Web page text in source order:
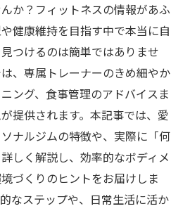
か？フィットネスの情報があふ
健康維持を目指す中で本当に自
つけるのは簡単ではありませ
、専属トレーナーのきめ細やか
ング、食事管理のアドバイスま
提供されます。本記事では、愛
ナルジムの特徴や、実際に「何
しく解説し、効率的なボディメ
づくりのヒントをお届けしま
なステップや、日常生活に活か